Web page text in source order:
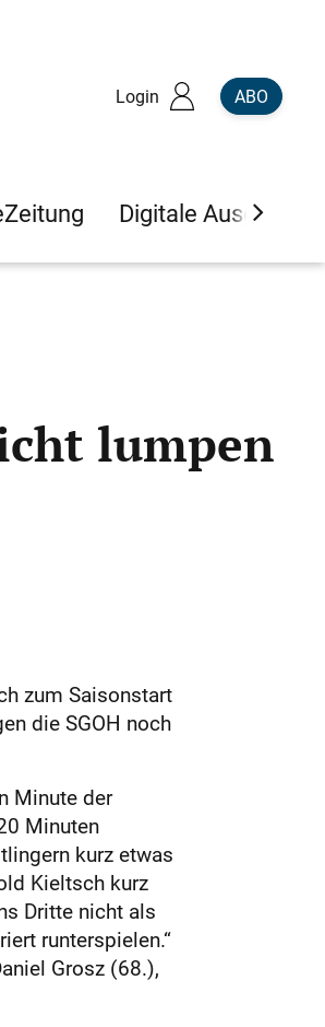
Login ABO
Digitale Ausgaben
lumpen
zum Saisonstart
die SGOH noch
Minute der
Minuten
kurz etwas
Kieltsch kurz
Dritte nicht als
runterspielen.“
Grosz (68.),